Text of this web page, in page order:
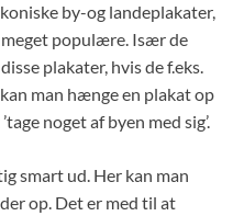
by-og landeplakater,
meget populære. Især de
plakater, hvis de f.eks.
man hænge en plakat op
noget af byen med sig’.
smart ud. Her kan man
op. Det er med til at